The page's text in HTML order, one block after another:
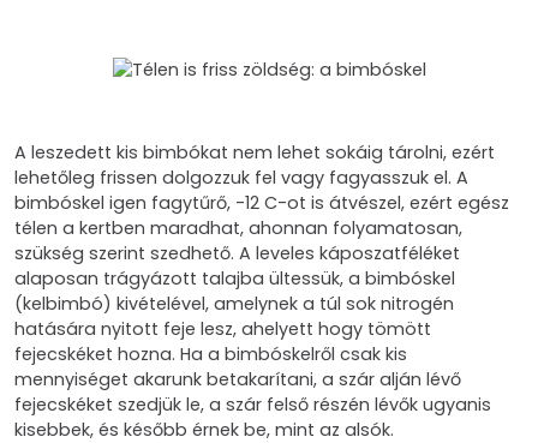
A leszedett kis bimbókat nem lehet sokáig tárolni, ezért
lehetőleg frissen dolgozzuk fel vagy fagyasszuk el. A
bimbóskel igen fagytűrő, -12 C-ot is átvészel, ezért egész
télen a kertben maradhat, ahonnan folyamatosan,
szükség szerint szedhető. A leveles káposzatféléket
alaposan trágyázott talajba ültessük, a bimbóskel
(kelbimbó) kivételével, amelynek a túl sok nitrogén
hatására nyitott feje lesz, ahelyett hogy tömött
fejecskéket hozna. Ha a bimbóskelről csak kis
mennyiséget akarunk betakarítani, a szár alján lévő
fejecskéket szedjük le, a szár felső részén lévők ugyanis
kisebbek, és később érnek be, mint az alsók.